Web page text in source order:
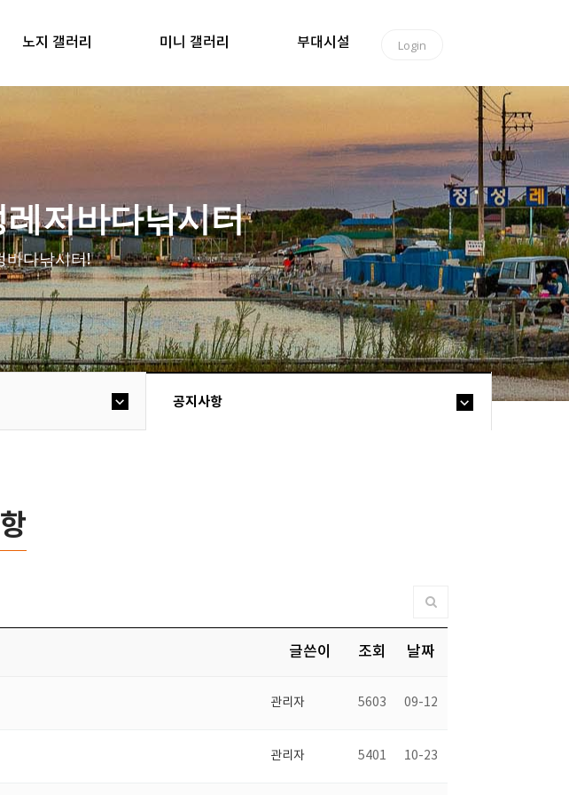
노지 갤러리 미니 갤러리 부대시설 Login
저바다낚시터
바다낚시터!
공지사항
글쓴이 조회 날짜
관리자 5603 09-12
관리자 5401 10-23